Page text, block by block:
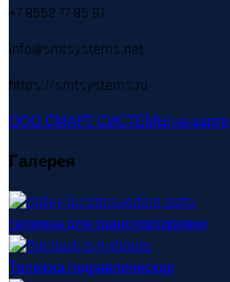
+7 8552 77 85 97
info@smtsystems.net
https://smtsystems.ru
ООО СМАРТ СИСТЕМЫ на карте
Галерея
тележка для транспортировки
Тележка гидравлическая